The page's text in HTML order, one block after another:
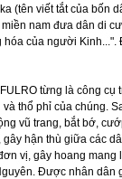
(tên viết tắt của bốn
nam đưa dân di
của người
từng là công cụ
thổ phỉ của chúng.
vũ trang, bắt bớ,
hận thù giữa các
vị, gây hoang
Được nhân dân